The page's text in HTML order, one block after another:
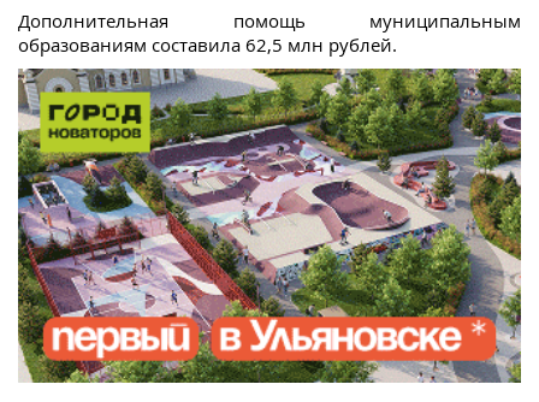
Дополнительная помощь муниципальным
образованиям составила 62,5 млн рублей.